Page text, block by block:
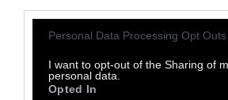
Personal Data Processing Opt Outs
I want to opt-out of the Sharing of
personal data.
Opted In
Ιδού λοιπόν το αποτέλεσμα.
Κάποιο τηλεφώνημα. Και πάλι
όμως η ίδια αγωνία και
πιο έντονη; Γιατί άραγε τότε